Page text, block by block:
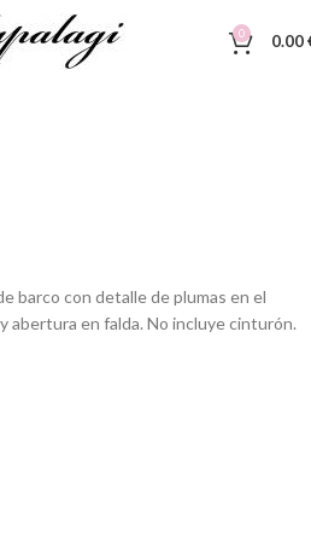
0 0.00
barco con detalle de plumas en el
abertura en falda. No incluye cinturón.